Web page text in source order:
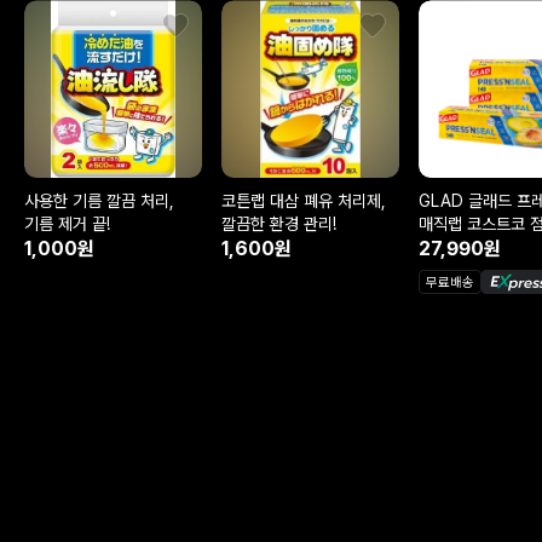
사용한 기름 깔끔 처리,
기름 제거 끝!
1,000원
코튼랩 대삼 폐유 처리제,
깔끔한 환경 관리!
1,600원
GLAD 글래드 프
매직랩 코스트코
43.4m
27,990원
무료배송